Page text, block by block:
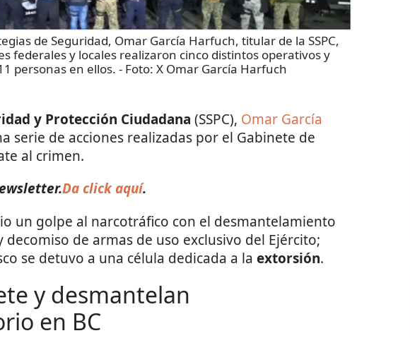
de Seguridad, Omar García Harfuch, titular de la SSPC,
federales y locales realizaron cinco distintos operativos y
personas en ellos. - Foto: X Omar García Harfuch
y Protección Ciudadana (SSPC), Omar García
serie de acciones realizadas por el Gabinete de
al crimen.
Da click aquí.
un golpe al narcotráfico con el desmantelamiento
de armas de uso exclusivo del Ejército;
se detuvo a una célula dedicada a la extorsión.
y desmantelan
en BC